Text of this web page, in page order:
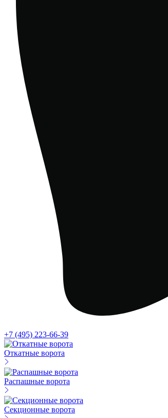
+7 (495) 223-66-39
Откатные ворота
Распашные ворота
Секционные ворота